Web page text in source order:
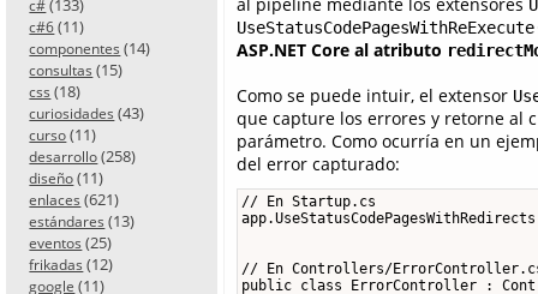
c# (133)
c#6 (11)
componentes (14)
consultas (15)
css (18)
curiosidades (43)
curso (11)
desarrollo (258)
diseño (11)
enlaces (621)
estándares (13)
eventos (25)
frikadas (12)
google (11)
ASP.NET Core al atributo
Como se puede intuir, el extensor
que capture los errores y retorne al
parámetro. Como ocurría en un
del error capturado:
// En Startup.cs
// En Controllers/
public class ErrorController :